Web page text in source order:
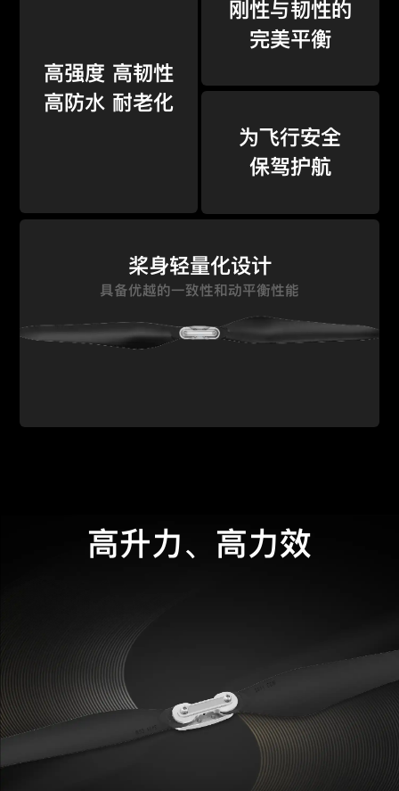
高强度 高韧性
高防水 耐老化
刚性与韧性的
完美平衡
为飞行安全
保驾护航
桨身轻量化设计
具备优越的一致性和动平衡性能
高升力、高力效